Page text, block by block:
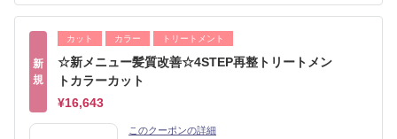
新
規
カット カラー トリートメント
☆新メニュー髪質改善☆4STEP再整トリートメン
トカラーカット
¥16,643
このクーポンの詳細